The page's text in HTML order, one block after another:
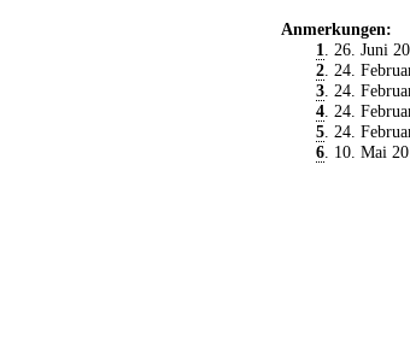
Anmerkungen:
1
. 26. Juni
2. 24.
3. 24.
4. 24.
5. 24.
6. 10. Mai